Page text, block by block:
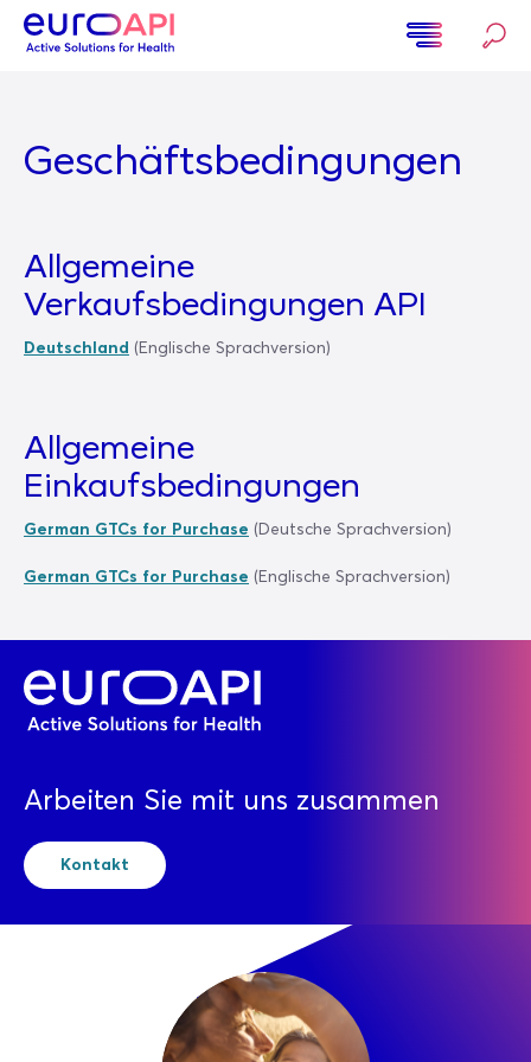
Geschäftsbedingungen
Allgemeine
Verkaufsbedingungen API
Deutschland (Englische Sprachversion)
Allgemeine
Einkaufsbedingungen
German GTCs for Purchase (Deutsche Sprachversion)
German GTCs for Purchase (Englische Sprachversion)
Arbeiten Sie mit uns zusammen
Kontakt